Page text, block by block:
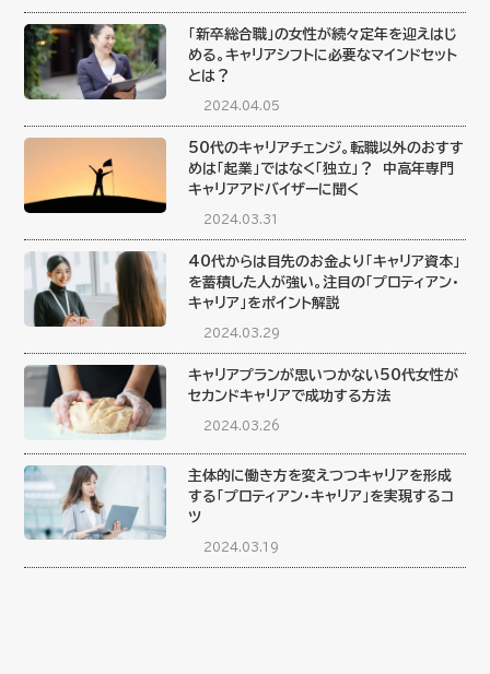
「新卒総合職」の女性が続々定年を迎えはじ
める。キャリアシフトに必要なマインドセット
とは？
2024.04.05
50代のキャリアチェンジ。転職以外のおすす
めは「起業」ではなく「独立」？ 中高年専門
キャリアアドバイザーに聞く
2024.03.31
40代からは目先のお金より「キャリア資本」
を蓄積した人が強い。注目の「プロティアン・
キャリア」をポイント解説
2024.03.29
キャリアプランが思いつかない50代女性が
セカンドキャリアで成功する方法
2024.03.26
主体的に働き方を変えつつキャリアを形成
する「プロティアン・キャリア」を実現するコ
ツ
2024.03.19